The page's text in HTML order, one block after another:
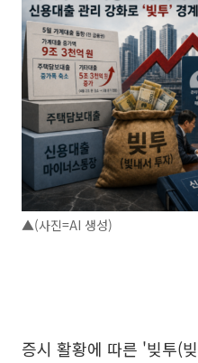
▲(사진=AI 생성)
증시 활황에 따른 '빚투(